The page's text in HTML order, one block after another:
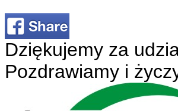
Dziękujemy za
Pozdrawiamy i